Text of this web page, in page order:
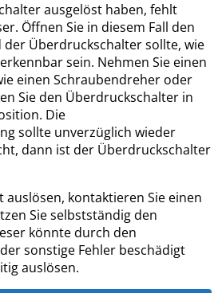
ausgelöst haben, fehlt
Öffnen Sie in diesem Fall den
Überdruckschalter sollte, wie
sein. Nehmen Sie einen
einen Schraubendreher oder
Sie den Überdruckschalter in
Die
sollte unverzüglich wieder
dann ist der Überdruckschalter
kontaktieren Sie einen
Sie selbstständig den
könnte durch den
sonstige Fehler beschädigt
auslösen.